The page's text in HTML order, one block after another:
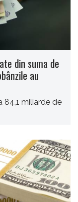
din suma de
au
84,1 miliarde de